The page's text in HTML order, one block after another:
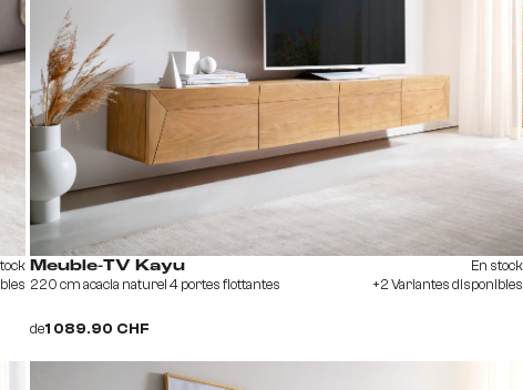
Meuble-TV Kayu
220 cm acacia naturel 4 portes flottantes
de1 089.90 CHF
En stock
+2 Variantes disponibles